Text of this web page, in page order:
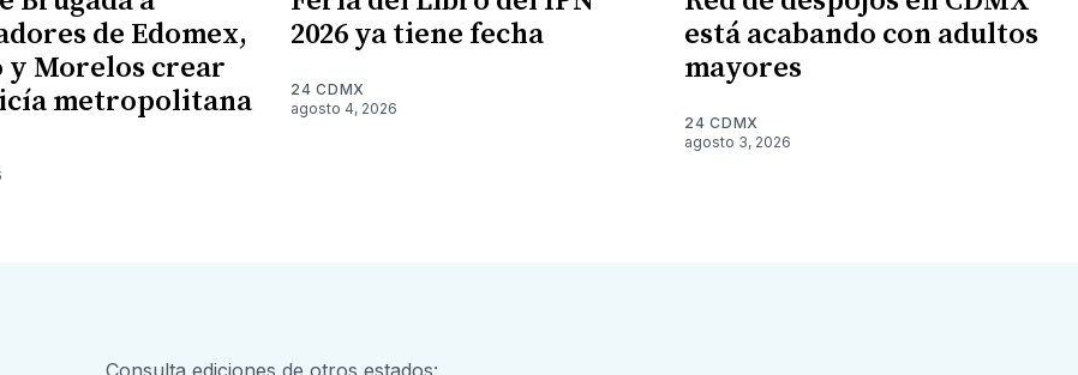
de Edomex,
y Morelos crear
metropolitana
2026 ya tiene fecha
24 CDMX
agosto 4, 2026
está acabando con adultos
mayores
24 CDMX
agosto 3, 2026
Consulta ediciones de otros estados: